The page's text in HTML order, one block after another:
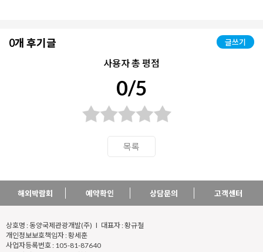
0개 후기글 글쓰기
사용자 총 평점
0/5
목록
해외박람회 예약확인 상담문의 고객센터
상호명 : 동양국제관광개발(주) l 대표자 : 황규철
개인정보보호책임자 : 황세훈
사업자등록번호 : 105-81-87640